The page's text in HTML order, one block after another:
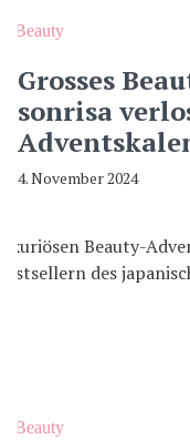
Beauty
Grosses
sonrisa
4. November 2024
Beauty